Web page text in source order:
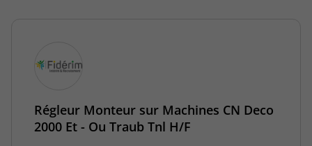
Régleur Monteur sur Machines CN Deco
2000 Et - Ou Traub Tnl H/F